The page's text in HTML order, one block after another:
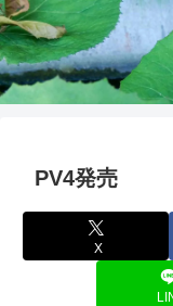
PV4発売
X